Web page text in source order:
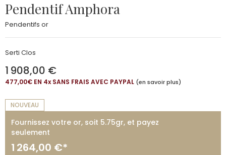
Pendentif Amphora
Pendentifs or
Serti Clos
1 908,00 €
477,00€ EN 4xSANS FRAIS AVEC PAYPAL (en savoir plus)
NOUVEAU
Fournissez votre or, soit 5.75gr, et payez
seulement
1 264,00 €*